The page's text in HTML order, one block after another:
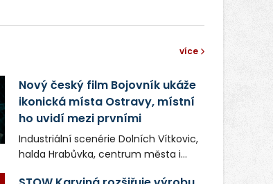
více
Nový český film Bojovník ukáže
ikonická místa Ostravy, místní
ho uvidí mezi prvními
Industriální scenérie Dolních Vítkovic,
halda Hrabůvka, centrum města i